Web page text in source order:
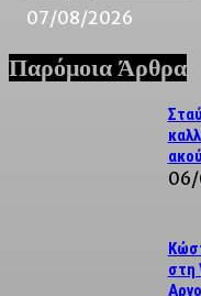
07/08/2026
Παρόμοια Άρθρα
στη